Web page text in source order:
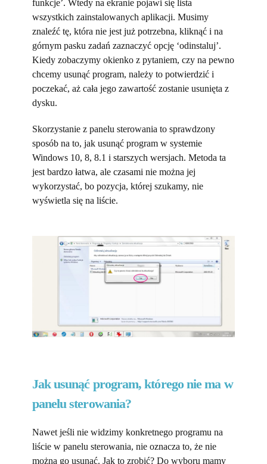
funkcje’. Wtedy na ekranie pojawi się lista
wszystkich zainstalowanych aplikacji. Musimy
znaleźć tę, która nie jest już potrzebna, kliknąć i na
górnym pasku zadań zaznaczyć opcję ‘odinstaluj’.
Kiedy zobaczymy okienko z pytaniem, czy na pewno
chcemy usunąć program, należy to potwierdzić i
poczekać, aż cała jego zawartość zostanie usunięta z
dysku.
Skorzystanie z panelu sterowania to sprawdzony
sposób na to, jak usunąć program w systemie
Windows 10, 8, 8.1 i starszych wersjach. Metoda ta
jest bardzo łatwa, ale czasami nie można jej
wykorzystać, bo pozycja, której szukamy, nie
wyświetla się na liście.
Jak usunąć program, którego nie ma w
panelu sterowania?
Nawet jeśli nie widzimy konkretnego programu na
liście w panelu sterowania, nie oznacza to, że nie
można go usunąć. Jak to zrobić? Do wyboru mamy